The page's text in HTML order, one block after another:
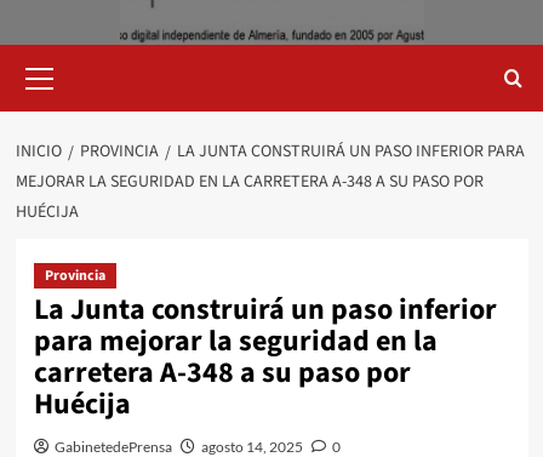
primario
INICIO PROVINCIA
LA JUNTA CONSTRUIRÁ UN PASO INFERIOR PARA
MEJORAR LA SEGURIDAD EN LA CARRETERA A-348 A SU PASO POR
HUÉCIJA
Provincia
La Junta construirá un paso inferior
para mejorar la seguridad en la
carretera A-348 a su paso por
Huécija
GabinetedePrensa agosto 14, 2025 0